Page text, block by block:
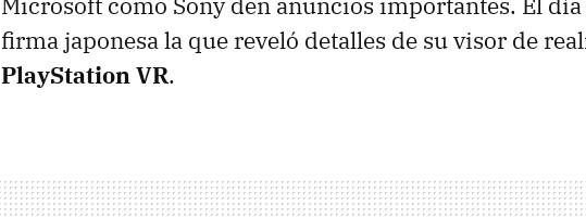
firma japonesa la que reveló detalles de su visor de
PlayStation VR.